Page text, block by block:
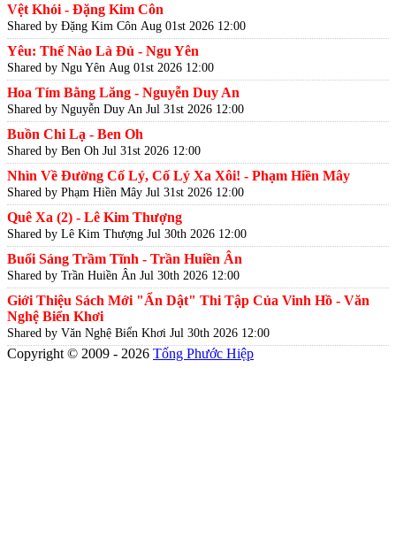
Vệt Khói - Đặng Kim Côn
Shared by Đặng Kim Côn Aug 01st 2026 12:00
Yêu: Thế Nào Là Đủ - Ngu Yên
Shared by Ngu Yên Aug 01st 2026 12:00
Hoa Tím Bằng Lăng - Nguyễn Duy An
Shared by Nguyễn Duy An Jul 31st 2026 12:00
Buồn Chi Lạ - Ben Oh
Shared by Ben Oh Jul 31st 2026 12:00
Nhìn Về Đường Cố Lý, Cố Lý Xa Xôi! - Phạm Hiền Mây
Shared by Phạm Hiền Mây Jul 31st 2026 12:00
Quê Xa (2) - Lê Kim Thượng
Shared by Lê Kim Thượng Jul 30th 2026 12:00
Buổi Sáng Trầm Tĩnh - Trần Huiền Ân
Shared by Trần Huiền Ân Jul 30th 2026 12:00
Giới Thiệu Sách Mới "Ẩn Dật" Thi Tập Của Vinh Hồ - Văn
Nghệ Biển Khơi
Shared by Văn Nghệ Biển Khơi Jul 30th 2026 12:00
Copyright © 2009 - 2026 Tống Phước Hiệp